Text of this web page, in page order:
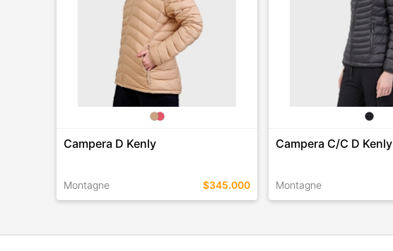
Campera D Kenly
Montagne $345.000
Campera C/C D Kenly
Montagne